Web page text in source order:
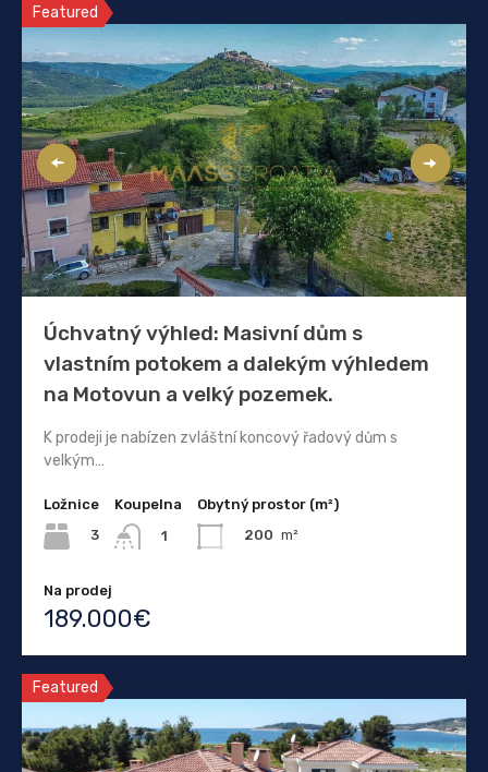
Featured
Úchvatný výhled: Masivní dům s
vlastním potokem a dalekým výhledem
na Motovun a velký pozemek.
K prodeji je nabízen zvláštní koncový řadový dům s
velkým…
Ložnice
3
Koupelna
1
Obytný prostor (m²)
200 m²
Na prodej
189.000€
Featured